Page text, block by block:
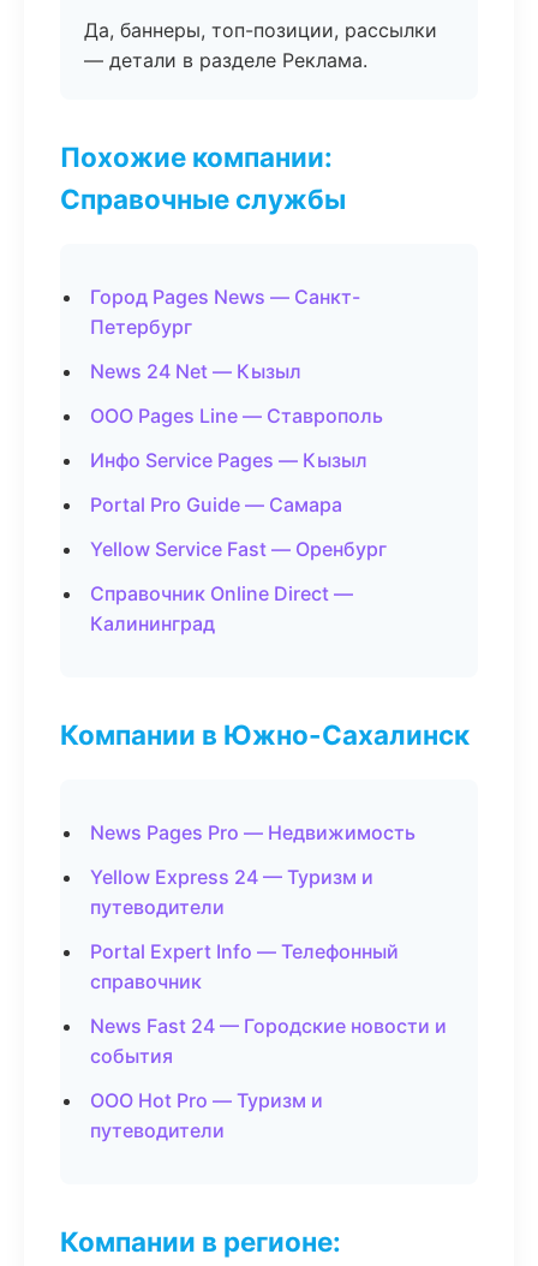
Да, баннеры, топ-позиции, рассылки
— детали в разделе Реклама.
Похожие компании:
Справочные службы
Город Pages News — Санкт-
Петербург
News 24 Net — Кызыл
ООО Pages Line — Ставрополь
Инфо Service Pages — Кызыл
Portal Pro Guide — Самара
Yellow Service Fast — Оренбург
Справочник Online Direct —
Калининград
Компании в Южно-Сахалинск
News Pages Pro — Недвижимость
Yellow Express 24 — Туризм и
путеводители
Portal Expert Info — Телефонный
справочник
News Fast 24 — Городские новости и
события
ООО Hot Pro — Туризм и
путеводители
Компании в регионе: